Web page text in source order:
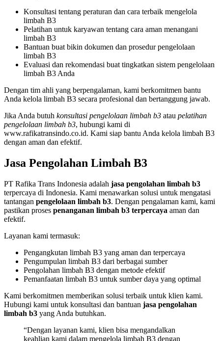
Konsultasi tentang peraturan dan cara terbaik mengelola
limbah B3
Pelatihan untuk karyawan tentang cara aman menangani
limbah B3
Bantuan buat bikin dokumen dan prosedur pengelolaan
limbah B3
Evaluasi dan rekomendasi buat tingkatkan sistem pengelolaan
limbah B3 Anda
Dengan tim ahli yang berpengalaman, kami berkomitmen bantu
Anda kelola limbah B3 secara profesional dan bertanggung jawab.
Jika Anda butuh konsultasi pengelolaan limbah b3 atau pelatihan
pengelolaan limbah b3, hubungi kami di
www.rafikatransindo.co.id. Kami siap bantu Anda kelola limbah B3
dengan aman dan efektif.
Jasa Pengolahan Limbah B3
PT Rafika Trans Indonesia adalah jasa pengolahan limbah b3
terpercaya di Indonesia. Kami menawarkan solusi untuk mengatasi
tantangan pengelolaan limbah b3. Dengan pengalaman kami, kami
pastikan proses penanganan limbah b3 terpercaya aman dan
efektif.
Layanan kami termasuk:
Pengangkutan limbah B3 yang aman dan terpercaya
Pengumpulan limbah B3 dari berbagai sumber
Pengolahan limbah B3 dengan metode efektif
Pemanfaatan limbah B3 untuk sumber daya yang optimal
Kami berkomitmen memberikan solusi terbaik untuk klien kami.
Hubungi kami untuk konsultasi dan bantuan jasa pengolahan
limbah b3 yang Anda butuhkan.
“Dengan layanan kami, klien bisa mengandalkan
keahlian kami dalam mengelola limbah B3 dengan